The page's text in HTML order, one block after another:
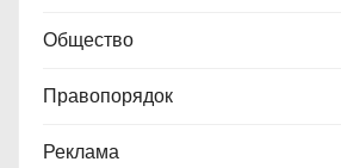
Общество
Правопорядок
Реклама